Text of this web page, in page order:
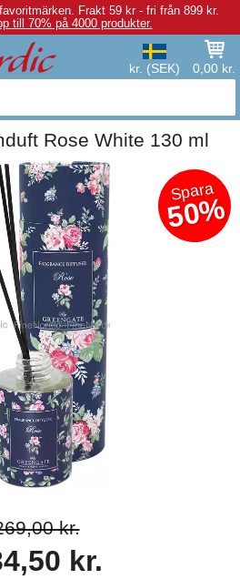
Frakt 59 kr - fri från 899 kr.
till 70% på 4000 produkter.
kr. (SEK) 0,00 kr.
Rose White 130 ml
Spara
50%
kr.
kr.